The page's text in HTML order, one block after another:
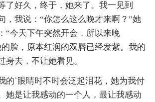
了好久，终于，她来了。我一见到
，我说：“你怎么这么晚才来啊？”她
“今天下午突然开会，所以来晚
脸，原本红润的双唇已经发紫。我的
身去，不让她看见。
的`眼睛时不时会泛起泪花，她为我付
她是让我感动的一个人，最让我感动